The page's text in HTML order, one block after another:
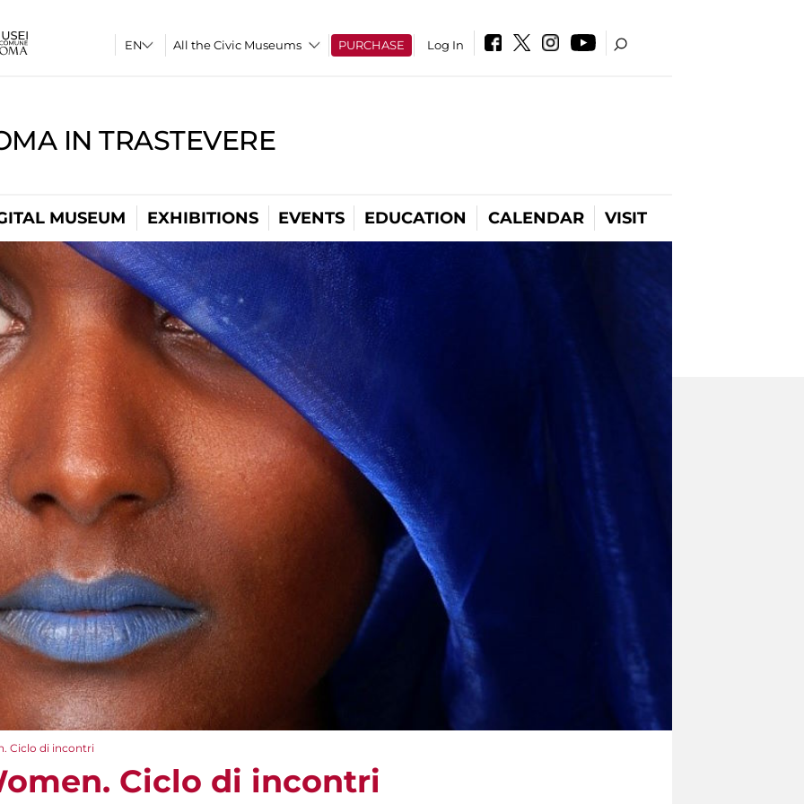
All the Civic Museums PURCHASE Log In
IN TRASTEVERE
MUSEUM EXHIBITIONS EVENTS EDUCATION CALENDAR VISIT
Ciclo di incontri
Ciclo di incontri